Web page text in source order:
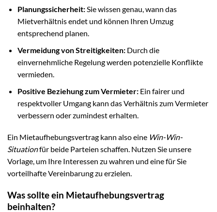
Planungssicherheit:Sie wissen genau, wann das
Mietverhältnis endet und können Ihren Umzug
entsprechend planen.
Vermeidung von Streitigkeiten:Durch die
einvernehmliche Regelung werden potenzielle Konflikte
vermieden.
Positive Beziehung zum Vermieter:Ein fairer und
respektvoller Umgang kann das Verhältnis zum Vermieter
verbessern oder zumindest erhalten.
Ein Mietaufhebungsvertrag kann also eine Win-Win-
Situationfür beide Parteien schaffen. Nutzen Sie unsere
Vorlage, um Ihre Interessen zu wahren und eine für Sie
vorteilhafte Vereinbarung zu erzielen.
Was sollte ein Mietaufhebungsvertrag
beinhalten?